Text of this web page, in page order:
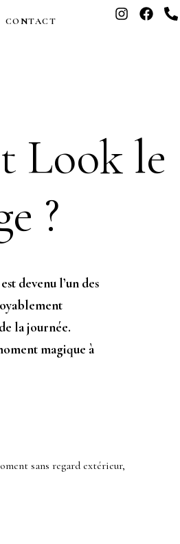
CONTACT
Look le
?
devenu l’un des
la journée.
magique à
sans regard extérieur,